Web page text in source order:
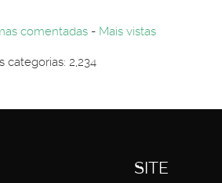
comentadas - Mais vistas
2,234
SITE